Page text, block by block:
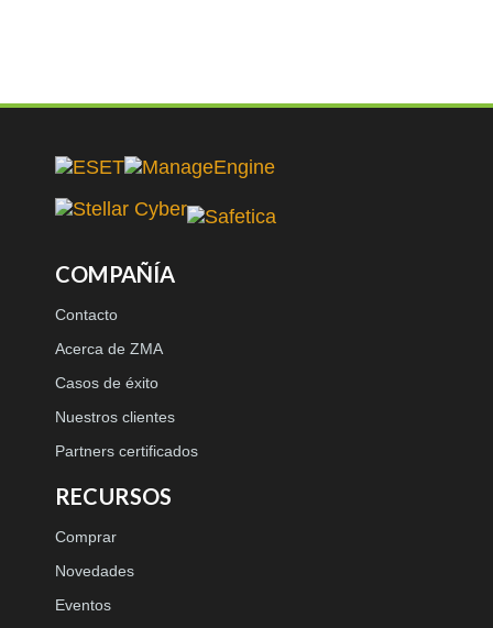
COMPAÑÍA
Contacto
Acerca de ZMA
Casos de éxito
Nuestros clientes
Partners certificados
RECURSOS
Comprar
Novedades
Eventos